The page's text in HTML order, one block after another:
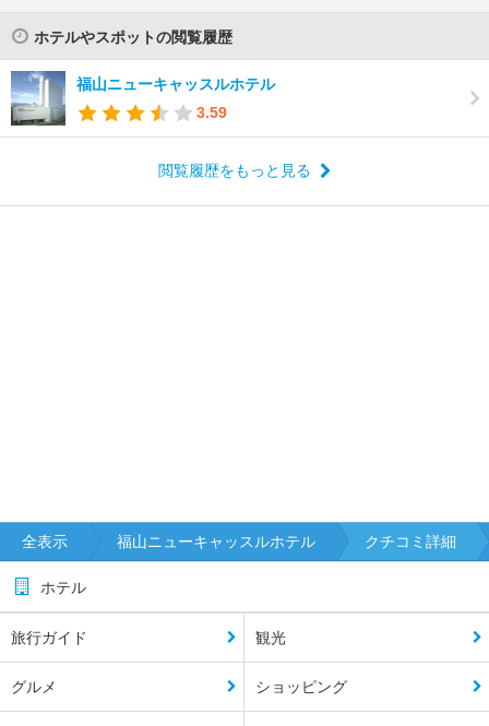
ホテルやスポットの閲覧履歴
福山ニューキャッスルホテル
3.59
閲覧履歴をもっと見る
全表示 福山ニューキャッスルホテル クチコミ詳細
ホテル
旅行ガイド 観光
グルメ ショッピング